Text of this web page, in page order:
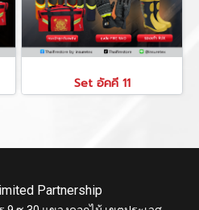
Set อัคคี 11
Partnership